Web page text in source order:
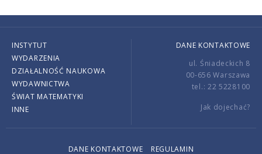
INSTYTUT
WYDARZENIA
DZIAŁALNOŚĆ NAUKOWA
WYDAWNICTWA
ŚWIAT MATEMATYKI
INNE
DANE KONTAKTOWE
ul. Śniadeckich 8
00-656 Warszawa
tel.: 22 5228100
Jak dojechać?
DANE KONTAKTOWE REGULAMIN